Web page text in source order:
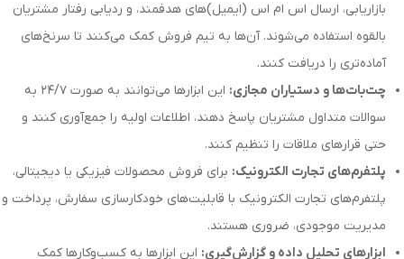
بازاریابی، ارسال اس ام اس (ایمیل)‌های هدفمند، و ردیابی رفتار مشتریان
بالقوه استفاده می‌شوند. آن‌ها به تیم فروش کمک می‌کنند تا سرنخ‌های
آماده‌تری را دریافت کنند.
چت‌بات‌ها و دستیاران مجازی:
این ابزارها می‌توانند به صورت ۲۴/۷ به
سوالات متداول مشتریان پاسخ دهند، اطلاعات اولیه را جمع‌آوری کنند و
حتی قرارهای ملاقات را تنظیم کنند.
پلتفرم‌های تجارت الکترونیک: برای فروش محصولات فیزیکی یا دیجیتالی،
پلتفرم‌های تجارت الکترونیک با قابلیت‌های خودکارسازی سفارش، پرداخت و
مدیریت موجودی، ضروری هستند.
ابزارهای تحلیل داده و گزارش‌گیری: این ابزارها به کسب‌وکارها کمک